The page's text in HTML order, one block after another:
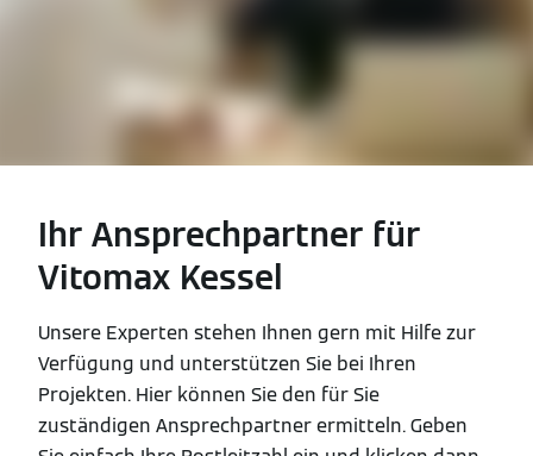
Ihr Ansprechpartner für
Vitomax Kessel
Unsere Experten stehen Ihnen gern mit Hilfe zur
Verfügung und unterstützen Sie bei Ihren
Projekten. Hier können Sie den für Sie
zuständigen Ansprechpartner ermitteln. Geben